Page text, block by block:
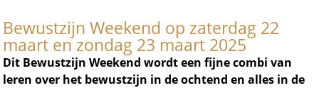
Bewustzijn Weekend op zaterdag 22
maart en zondag 23 maart 2025
Dit Bewustzijn Weekend wordt een fijne combi van
leren over het bewustzijn in de ochtend en alles in de